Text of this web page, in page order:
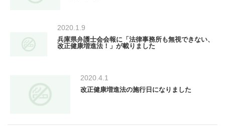
2020.1.9
兵庫県弁護士会会報に「法律事務所も無視できない、
改正健康増進法！」が載りました
2020.4.1
改正健康増進法の施行日になりました